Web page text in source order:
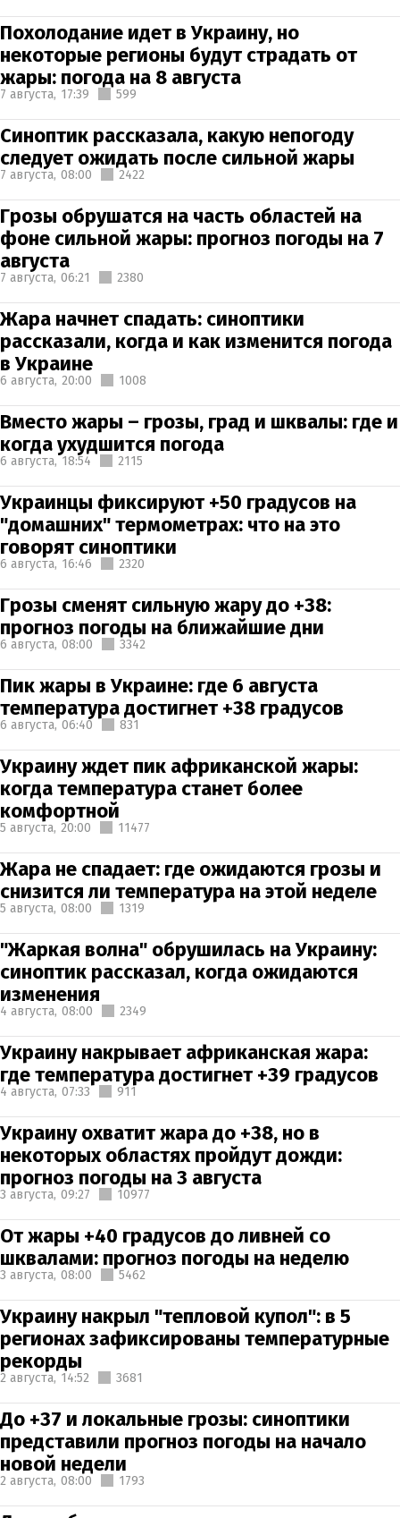
Похолодание идет в Украину, но
некоторые регионы будут страдать от
жары: погода на 8 августа
7 августа, 17:39 599
Синоптик рассказала, какую непогоду
следует ожидать после сильной жары
7 августа, 08:00 2422
Грозы обрушатся на часть областей на
фоне сильной жары: прогноз погоды на 7
августа
7 августа, 06:21 2380
Жара начнет спадать: синоптики
рассказали, когда и как изменится погода
в Украине
6 августа, 20:00 1008
Вместо жары – грозы, град и шквалы: где и
когда ухудшится погода
6 августа, 18:54 2115
Украинцы фиксируют +50 градусов на
"домашних" термометрах: что на это
говорят синоптики
6 августа, 16:46 2320
Грозы сменят сильную жару до +38:
прогноз погоды на ближайшие дни
6 августа, 08:00 3342
Пик жары в Украине: где 6 августа
температура достигнет +38 градусов
6 августа, 06:40 831
Украину ждет пик африканской жары:
когда температура станет более
комфортной
5 августа, 20:00 11477
Жара не спадает: где ожидаются грозы и
снизится ли температура на этой неделе
5 августа, 08:00 1319
"Жаркая волна" обрушилась на Украину:
синоптик рассказал, когда ожидаются
изменения
4 августа, 08:00 2349
Украину накрывает африканская жара:
где температура достигнет +39 градусов
4 августа, 07:33 911
Украину охватит жара до +38, но в
некоторых областях пройдут дожди:
прогноз погоды на 3 августа
3 августа, 09:27 10977
От жары +40 градусов до ливней со
шквалами: прогноз погоды на неделю
3 августа, 08:00 5462
Украину накрыл "тепловой купол": в 5
регионах зафиксированы температурные
рекорды
2 августа, 14:52 3681
До +37 и локальные грозы: синоптики
представили прогноз погоды на начало
новой недели
2 августа, 08:00 1793